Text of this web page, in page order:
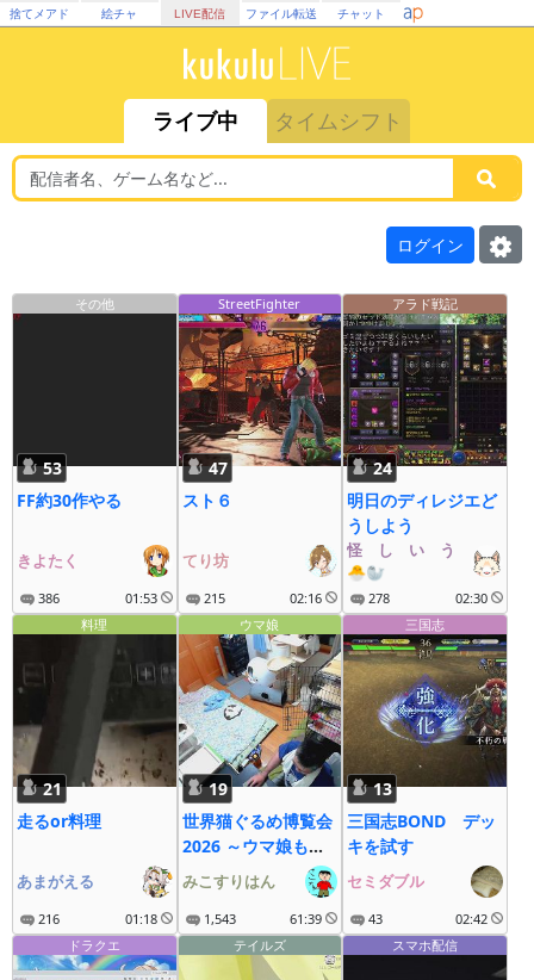
捨てメアド 絵チャ LIVE配信 ファイル転送 チャット
ライブ中 タイムシフト
ログイン
その他
53
FF約30作やる
きよたく
386 01:53
StreetFighter
47
スト６
てり坊
215 02:16
アラド戦記
24
明日のディレジエど
うしよう
怪゚し゚い゚う゚な゚ぎ゚
🐣🦭
278
02:30
料理
21
走るor料理
あまがえる
216 01:18
ウマ娘
19
世界猫ぐるめ博覧会
2026 ～ウマ娘も大
疾走にゃ～
みこすりはん
1,543 61:39
三国志
13
三国志BOND デッ
キを試す
セミダブル
43
02:42
ドラクエ
テイルズ スマホ配信